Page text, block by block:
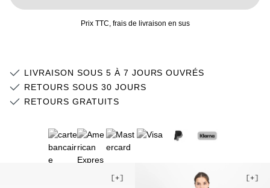
XS Stock faible
L
Prix TTC, frais de livraison en sus
LIVRAISON SOUS 5 À 7 JOURS OUVRÉS
RETOURS SOUS 30 JOURS
RETOURS GRATUITS